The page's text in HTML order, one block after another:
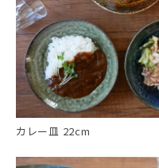
カレー皿 22cm